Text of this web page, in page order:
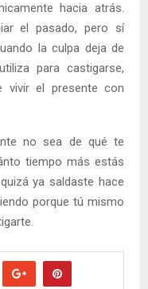
hacia atrás.
el pasado, pero sí
la culpa deja de
para castigarse,
vivir el presente con
no sea de qué te
tiempo más estás
ya saldaste hace
porque tú mismo